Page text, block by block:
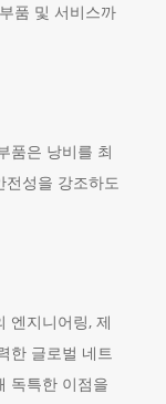
품 및 서비스까
품은 낭비를 최
전성을 강조하도
엔지니어링, 제
한 글로벌 네트
독특한 이점을